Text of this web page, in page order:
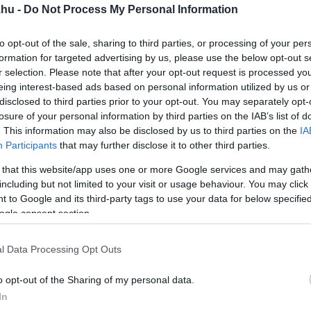
- Do Not Process My Personal Information
opt-out of the sale, sharing to third parties, or processing of your
for targeted advertising by us, please use the below opt-out
selection. Please note that after your opt-out request is processed
interest-based ads based on personal information utilized by us
to third parties prior to your opt-out. You may separately
of your personal information by third parties on the IAB’s list of
This information may also be disclosed by us to third parties on the
Participants that may further disclose it to other third parties.
that this website/app uses one or more Google services and may
but not limited to your visit or usage behaviour. You may
to Google and its third-party tags to use your data for below
consent section.
Data Processing Opt Outs
opt-out of the Sharing of my personal data.
ZÖLD ENERGIA A NAPPALIBAN – 8
TIPP, AMIVEL EGY ÁTLAGOS
HÁZTARTÁS IS CSÖKKENTHETI A
REZSIT
2025-10-10